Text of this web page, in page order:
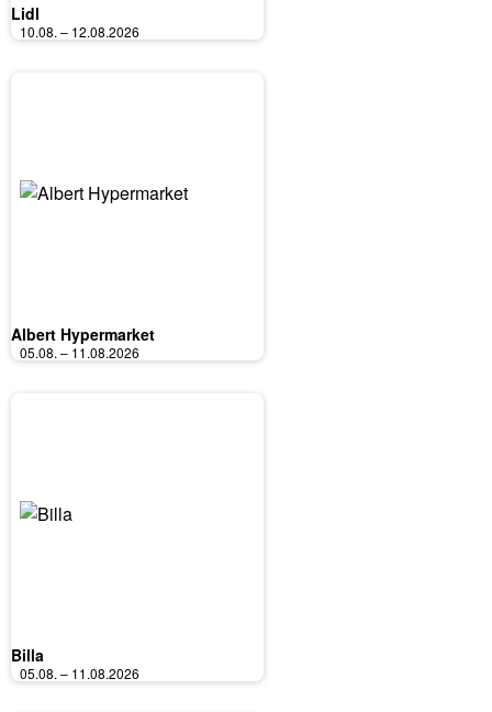
Lidl
10.08. – 12.08.2026
Albert Hypermarket
05.08. – 11.08.2026
Billa
05.08. – 11.08.2026